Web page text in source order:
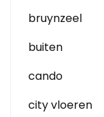
bruynzeel
buiten
cando
city vloeren